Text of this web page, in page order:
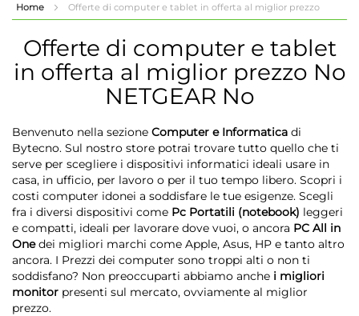
Shop in Shop
Home Offerte di computer e tablet in offerta al miglior prezzo
Offerte di computer e tablet
in offerta al miglior prezzo No
NETGEAR No
Benvenuto nella sezione Computer e Informatica di
Bytecno. Sul nostro store potrai trovare tutto quello che ti
serve per scegliere i dispositivi informatici ideali usare in
casa, in ufficio, per lavoro o per il tuo tempo libero. Scopri i
costi computer idonei a soddisfare le tue esigenze. Scegli
fra i diversi dispositivi come Pc Portatili (notebook) leggeri
e compatti, ideali per lavorare dove vuoi, o ancora PC All in
Onedei migliori marchi come Apple, Asus, HP e tanto altro
ancora. I Prezzi dei computer sono troppi alti o non ti
soddisfano? Non preoccuparti abbiamo anche i migliori
monitor presenti sul mercato, ovviamente al miglior
prezzo.